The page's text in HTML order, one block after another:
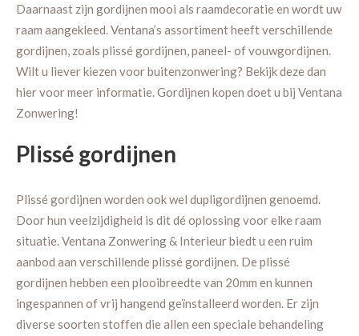
Daarnaast zijn gordijnen mooi als raamdecoratie en wordt uw
raam aangekleed. Ventana’s assortiment heeft verschillende
gordijnen, zoals plissé gordijnen, paneel- of vouwgordijnen.
Wilt u liever kiezen voor buitenzonwering? Bekijk deze dan
hier voor meer informatie. Gordijnen kopen doet u bij Ventana
Zonwering!
Plissé gordijnen
Plissé gordijnen worden ook wel dupligordijnen genoemd.
Door hun veelzijdigheid is dit dé oplossing voor elke raam
situatie. Ventana Zonwering & Interieur biedt u een ruim
aanbod aan verschillende plissé gordijnen. De plissé
gordijnen hebben een plooibreedte van 20mm en kunnen
ingespannen of vrij hangend geïnstalleerd worden. Er zijn
diverse soorten stoffen die allen een speciale behandeling